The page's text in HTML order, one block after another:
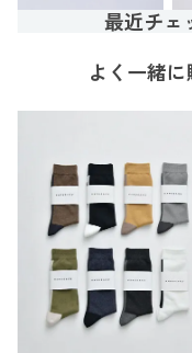
最近チェ
よく一緒